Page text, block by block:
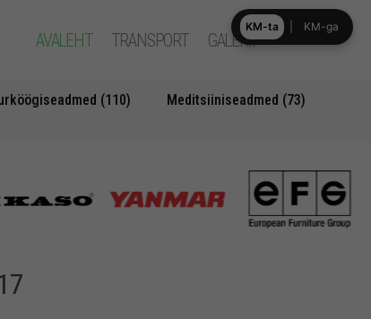
AVALEHT TRANSPORT GALERII
(110)
Meditsiiniseadmed (73)
KM-ta KM-ga